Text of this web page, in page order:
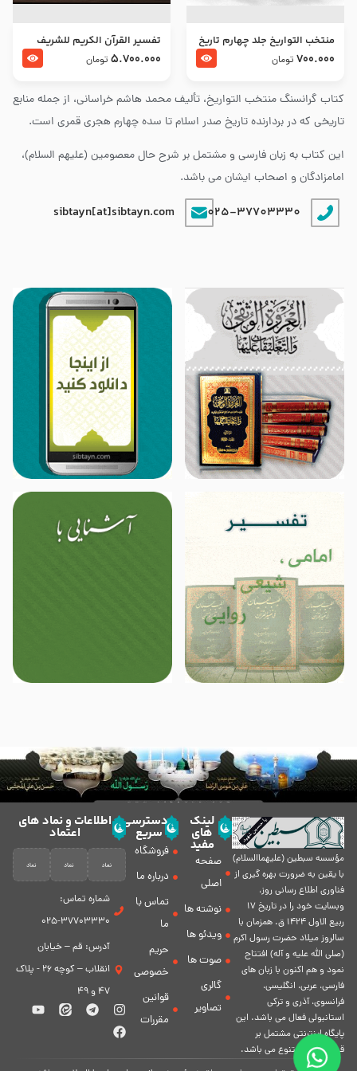
کتاب گرانسنگ منتخب التواريخ، تألیف محمد هاشم خراسانی، از جمله منابع
تاریخی که در بردارنده تاریخ صدر اسلام تا سده چهارم هجری قمری است.
این کتاب به زبان فارسی و مشتمل بر شرح حال معصومین (علیهم السلام)،
امامزادگان و اصحاب ایشان می باشد.
025-37703330
sibtayn[at]sibtayn.com
منتخب التواریخ جلد چهارم تاریخ
امام زین العابدین و امام محمد
700.000 تومان
تفسير القرآن الكريم للشريف
المرتضي قدس سرّه
5.700.000 تومان
مؤسسه سبطين (عليهماالسلام)
با يقين به ضرورت بهره گیرى از
فناورى اطلاع رسانى روز،
وبسایت خود را در تاريخ 17
ربيع الاول 1424 ق. همزمان با
سالروز ميلاد حضرت رسول اكرم
(صلی الله علیه و آله) افتتاح
نمود و هم اكنون با زبان های
فارسی، عربى، انگلیسی،
فرانسوی، آذری و ترکی
استانبولی فعال مى باشد. اين
پايگاه اينترنتى مشتمل بر
قسمت هاى متنوع مى باشد.
لینک
های
مفید
صفحه
اصلی
نوشته ها
ویدئو ها
صوت ها
گالری
تصاویر
دسترسی
سریع
فروشگاه
درباره ما
تماس با
ما
حریم
خصوصی
قوانین
مقررات
اطلاعات و نماد های
اعتماد
شماره تماس:
37703330-025
آدرس: قم – خیابان
انقلاب – کوچه 26 - پلاک
47 و 49